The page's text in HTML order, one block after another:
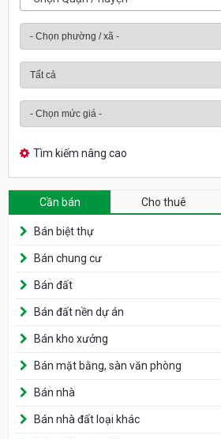
Tìm kiếm nâng cao
Cần bán Cho thuê
Bán biệt thự
Bán chung cư
Bán đất
Bán đất nền dự án
Bán kho xưởng
Bán mặt bằng, sàn văn phòng
Bán nhà
Bán nhà đất loại khác